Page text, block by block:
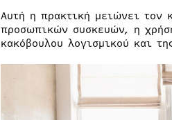
Αυτή η πρακτική μειώνει τον
προσωπικών συσκευών, η
κακόβουλου λογισμικού και